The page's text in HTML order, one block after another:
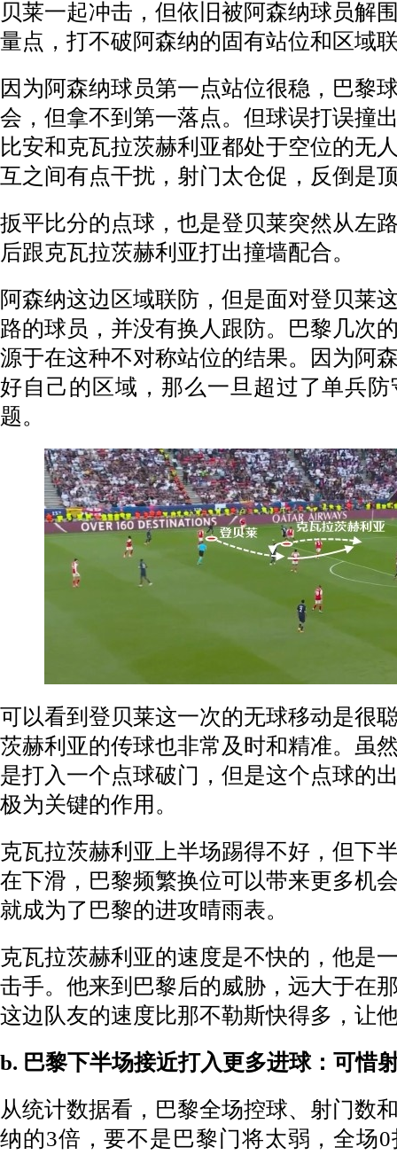
贝莱一起冲击，但依旧被阿森纳球员解
量点，打不破阿森纳的固有站位和区域
因为阿森纳球员第一点站位很稳，巴黎
会，但拿不到第一落点。但球误打误撞
比安和克瓦拉茨赫利亚都处于空位的无
互之间有点干扰，射门太仓促，反倒是
扳平比分的点球，也是登贝莱突然从左
后跟克瓦拉茨赫利亚打出撞墙配合。
阿森纳这边区域联防，但是面对登贝莱
路的球员，并没有换人跟防。巴黎几次
源于在这种不对称站位的结果。因为阿
好自己的区域，那么一旦超过了单兵
题。
可以看到登贝莱这一次的无球移动是很
茨赫利亚的传球也非常及时和精准。虽
是打入一个点球破门，但是这个点球的
极为关键的作用。
克瓦拉茨赫利亚上半场踢得不好，但下
在下滑，巴黎频繁换位可以带来更多机
就成为了巴黎的进攻晴雨表。
克瓦拉茨赫利亚的速度是不快的，他是
击手。他来到巴黎后的威胁，远大于在
这边队友的速度比那不勒斯快得多，让
b. 巴黎下半场接近打入更多进球：可惜
从统计数据看，巴黎全场控球、射门数
纳的3倍，要不是巴黎门将太弱，全场